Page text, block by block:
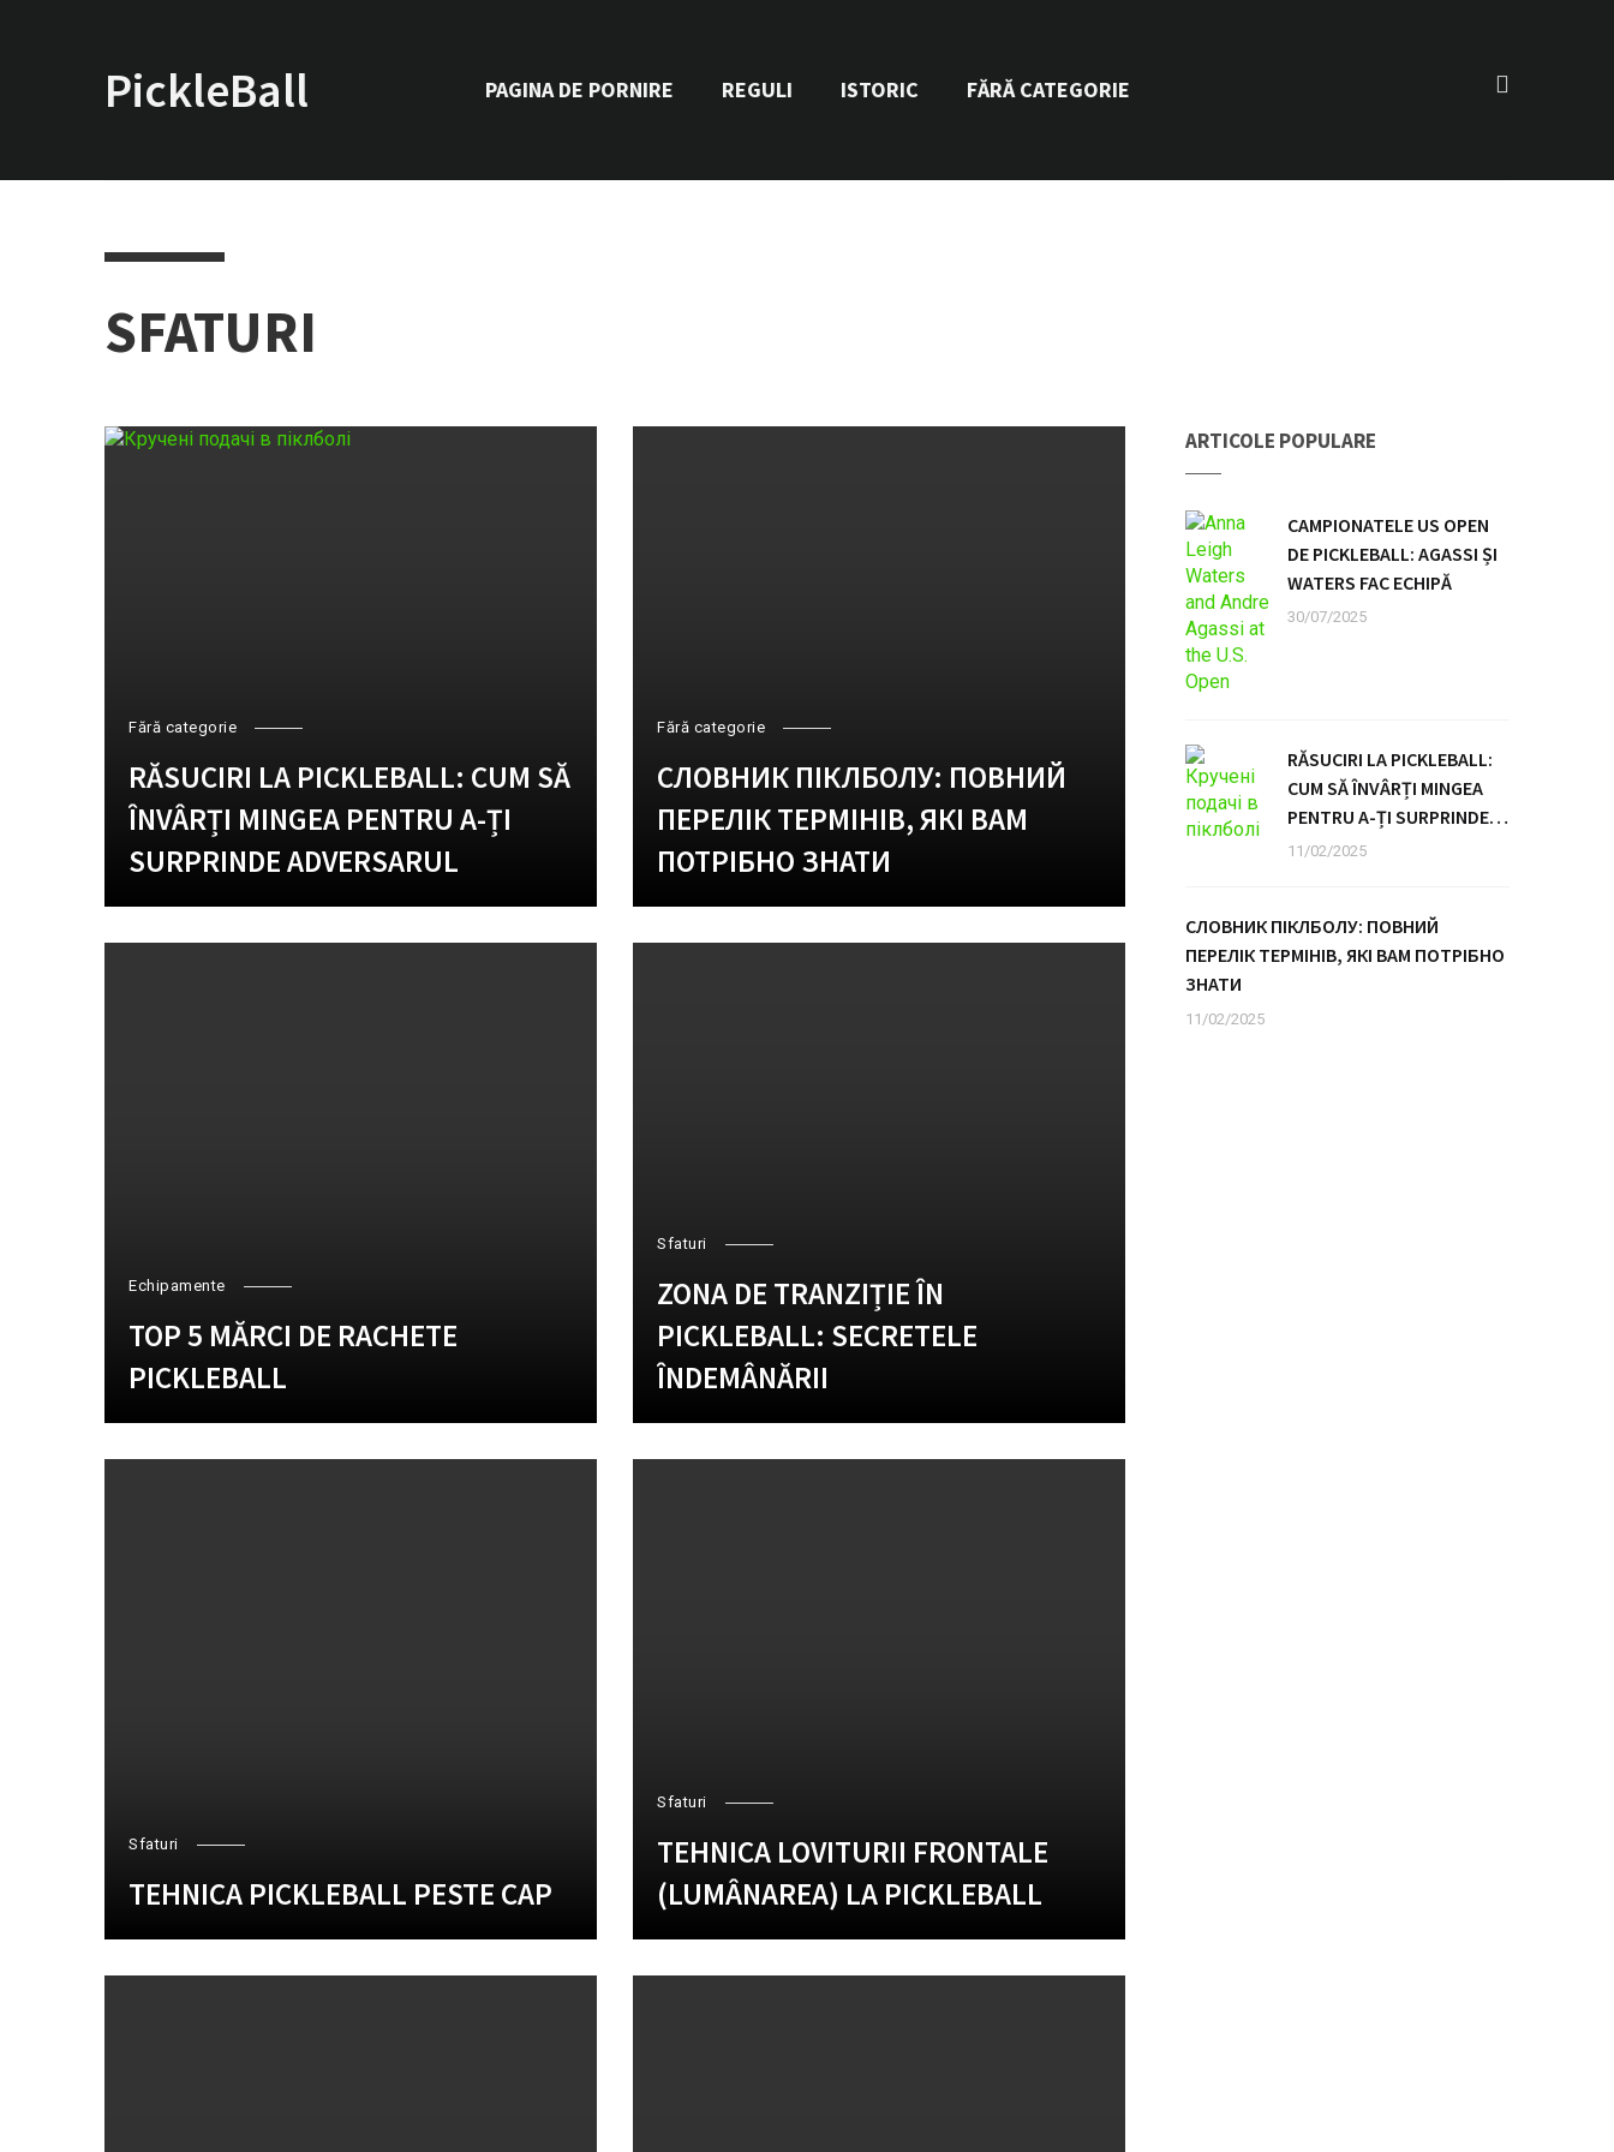
PickleBall.info PAGINA DE PORNIRE REGULI ISTORIC FĂRĂ CATEGORIE
SFATURI
Fără categorie
RĂSUCIRI LA PICKLEBALL: CUM SĂ
ÎNVÂRȚI MINGEA PENTRU A-ȚI
SURPRINDE ADVERSARUL
Fără categorie
СЛОВНИК ПІКЛБОЛУ: ПОВНИЙ
ПЕРЕЛІК ТЕРМІНІВ, ЯКІ ВАМ
ПОТРІБНО ЗНАТИ
Echipamente
TOP 5 MĂRCI DE RACHETE
PICKLEBALL
Sfaturi
ZONA DE TRANZIȚIE ÎN
PICKLEBALL: SECRETELE
ÎNDEMÂNĂRII
Sfaturi
TEHNICA PICKLEBALL PESTE CAP
Sfaturi
TEHNICA LOVITURII FRONTALE
(LUMÂNAREA) LA PICKLEBALL
ARTICOLE POPULARE
CAMPIONATELE US OPEN
DE PICKLEBALL: AGASSI ȘI
WATERS FAC ECHIPĂ
30/07/2025
RĂSUCIRI LA PICKLEBALL:
CUM SĂ ÎNVÂRȚI MINGEA
PENTRU A-ȚI SURPRINDE
ADVERSARUL
11/02/2025
СЛОВНИК ПІКЛБОЛУ: ПОВНИЙ
ПЕРЕЛІК ТЕРМІНІВ, ЯКІ ВАМ ПОТРІБНО
ЗНАТИ
11/02/2025